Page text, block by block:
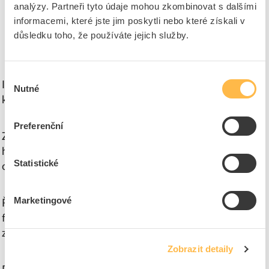
analýzy. Partneři tyto údaje mohou zkombinovat s dalšími
informacemi, které jste jim poskytli nebo které získali v
důsledku toho, že používáte jejich služby.
souhlasu
Nutné
Preferenční
Statistické
Marketingové
Zobrazit detaily
Instalace je možná do betonu s pomocí instalační
krabice nebo do zdvojené podlahy.
Základem je vertikální (12, 18, 24 modulů) nebo
horizontální (8, 12, 16 modulů) přístrojová jednotka pro
osazení přístroji
Řada Mosaic aktuálně nabízí výběr z více než 200
funkcí, což podlahovým krabicím značky Legrand
zajišťuje maximální variabilitu.